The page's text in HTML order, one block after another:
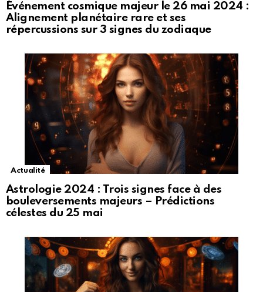
Événement cosmique majeur le 26 mai 2024 :
Alignement planétaire rare et ses
répercussions sur 3 signes du zodiaque
Actualité
Astrologie 2024 : Trois signes face à des
bouleversements majeurs – Prédictions
célestes du 25 mai